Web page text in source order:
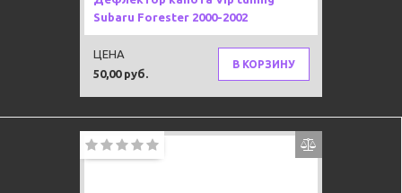
Subaru Forester 2000-2002
50,00 руб.
ЦЕНА
В КОРЗИНУ